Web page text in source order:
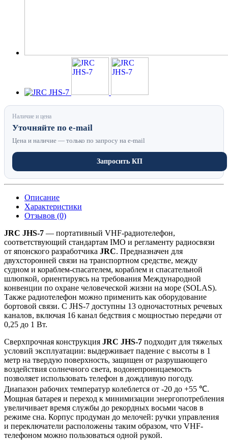
Наличие и цена
Уточняйте по e-mail
Цена и наличие — только по запросу на e-mail
Запросить КП
Описание
Характеристики
Отзывов (0)
JRC JHS-7 — портативный VHF-радиотелефон,
соответствующий стандартам IMO и регламенту радиосвязи
от японского разработчика JRC. Предназначен для
двухсторонней связи на транспортном средстве, между
судном и кораблем-спасателем, кораблем и спасательной
шлюпкой, ориентируясь на требования Международной
конвенции по охране человеческой жизни на море (SOLAS).
Также радиотелефон можно применить как оборудование
бортовой связи. С JHS-7 доступны 13 одночастотных речевых
каналов, включая 16 канал бедствия с мощностью передачи от
0,25 до 1 Вт.
Сверхпрочная конструкция JRC JHS-7 подходит для тяжелых
условий эксплуатации: выдерживает падение с высоты в 1
метр на твердую поверхность, защищен от разрушающего
воздействия солнечного света, водонепроницаемость
позволяет использовать телефон в дождливую погоду.
Диапазон рабочих температур колеблется от -20 до +55 ℃.
Мощная батарея и переход к минимизации энергопотребления
увеличивает время службы до рекордных восьми часов в
режиме сна. Корпус продуман до мелочей: ручки управления
и переключатели расположены таким образом, что VHF-
телефоном можно пользоваться одной рукой.